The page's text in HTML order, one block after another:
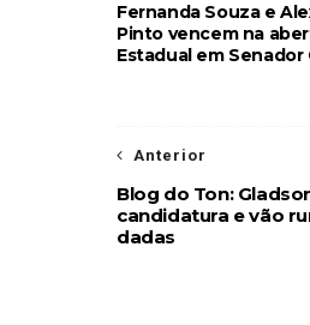
Fernanda Souza e
Pinto vencem na
Estadual em Senador
Anterior
Blog do Ton:
candidatura e vão
dadas